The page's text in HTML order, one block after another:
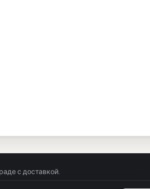
с доставкой.